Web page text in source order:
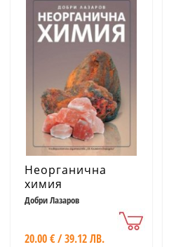
Неорганична
химия
Добри Лазаров
20.00 € / 39.12 ЛВ.